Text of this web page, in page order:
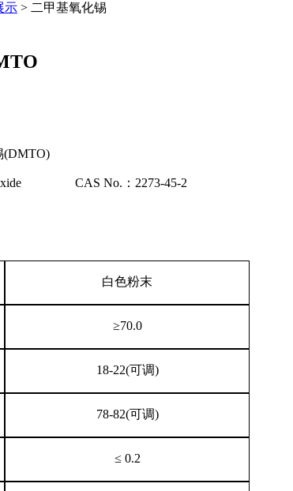
示 > 二甲基氧化锡
(DMTO)
Oxide CAS No. ： 2273-45-2
白色粉末
≥70.0
18-22(可调)
78-82(可调)
≤ 0.2